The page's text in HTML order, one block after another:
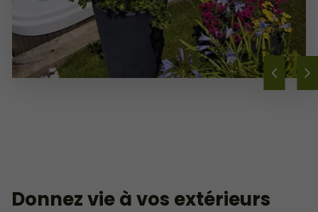
Donnez vie à vos extérieurs